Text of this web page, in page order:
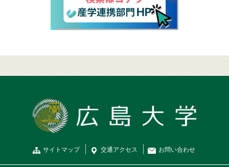
サイトマップ 交通アクセス お問い合わせ